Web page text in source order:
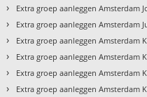
› Extra groep aanleggen Amsterdam
› Extra groep aanleggen Amsterdam
› Extra groep aanleggen Amsterdam
› Extra groep aanleggen Amsterdam
› Extra groep aanleggen Amsterdam
› Extra groep aanleggen Amsterdam